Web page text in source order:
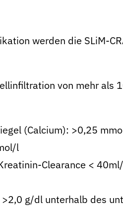
werden die SLiM-
von mehr als
(Calcium): >0,25
l
Clearance <
g/dl unterhalb des